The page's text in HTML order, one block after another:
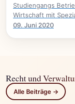
Studiengangs
Wirtschaft mit
09. Juni 2020
Recht und
Alle Beiträge →